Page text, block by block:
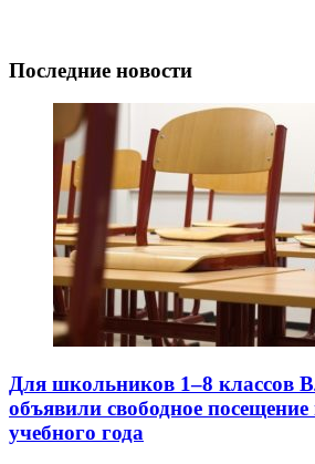
Последние новости
Для школьников 1–8 классов
объявили свободное посещение
учебного года